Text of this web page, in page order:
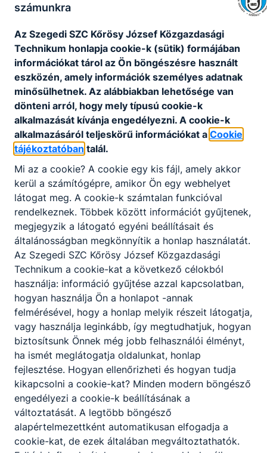
7. Nyitvatartás rendje
8. Éves munkaterv
9. Tanórán kívüli egyéb foglalkozások
igénybevételének lehetősége
10. Osztályozó vizsgák követelményei
11. Pedagógusok, dolgozók
12. Kompetenciamérés telephelyi
eredményei
13. Érettségi vizsgák eredményei
14. Lemorzsolódási, évismétlési mutatók
15. Iskolai dolgozatok, házi feladat
szabályai
16. Tanulmányok alatti vizsgák
17. Iskolai osztályok és létszámok
Partnereink
számunkra
Az Szegedi SZC Kőrösy József Közgazdasági
Technikum honlapja cookie-k (sütik) formájában
információkat tárol az Ön böngészésre használt
eszközén, amely információk személyes adatnak
minősülhetnek. Az alábbiakban lehetősége van
dönteni arról, hogy mely típusú cookie-k
alkalmazását kívánja engedélyezni. A cookie-k
alkalmazásáról teljeskörű információkat a Cookie
tájékoztatóban talál.
Mi az a cookie? A cookie egy kis fájl, amely akkor
kerül a számítógépre, amikor Ön egy webhelyet
látogat meg. A cookie-k számtalan funkcióval
rendelkeznek. Többek között információt gyűjtenek,
megjegyzik a látogató egyéni beállításait és
általánosságban megkönnyítik a honlap használatát.
Az Szegedi SZC Kőrösy József Közgazdasági
Technikum a cookie-kat a következő célokból
használja: információ gyűjtése azzal kapcsolatban,
hogyan használja Ön a honlapot -annak
felmérésével, hogy a honlap melyik részeit látogatja,
vagy használja leginkább, így megtudhatjuk, hogyan
biztosítsunk Önnek még jobb felhasználói élményt,
ha ismét meglátogatja oldalunkat, honlap
fejlesztése. Hogyan ellenőrizheti és hogyan tudja
kikapcsolni a cookie-kat? Minden modern böngésző
engedélyezi a cookie-k beállításának a
változtatását. A legtöbb böngésző
alapértelmezettként automatikusan elfogadja a
cookie-kat, de ezek általában megváltoztathatók.